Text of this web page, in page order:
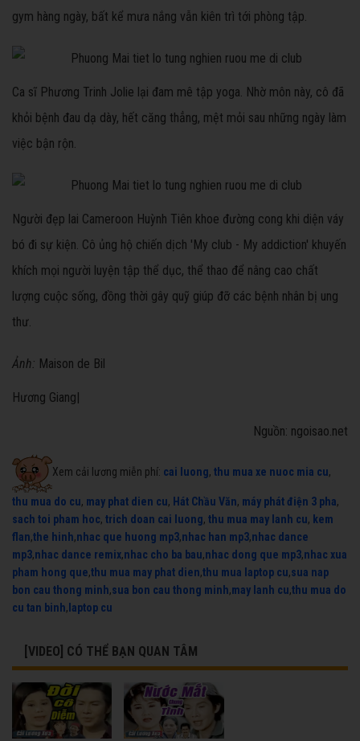
gym hàng ngày, bất kể mưa nắng vẫn kiên trì tới phòng tập.
Ca sĩ Phương Trinh Jolie lại đam mê tập yoga. Nhờ môn này, cô đã
khỏi bệnh đau dạ dày, hết căng thẳng, mệt mỏi sau những ngày làm
việc bận rộn.
Người đẹp lai Cameroon Huỳnh Tiên khoe đường cong khi diện váy
bó đi sự kiện. Cô ủng hộ chiến dịch 'My club - My addiction' khuyến
khích mọi người luyện tập thể dục, thể thao để nâng cao chất
lượng cuộc sống, đồng thời gây quỹ giúp đỡ các bệnh nhân bị ung
thư.
Ảnh: Maison de Bil
Hương Giang|
Nguồn: ngoisao.net
Xem cải lương miễn phí: cai luong, thu mua xe nuoc mia cu,
thu mua do cu, may phat dien cu, Hát Chầu Văn, máy phát điện 3 pha,
sach toi pham hoc, trich doan cai luong, thu mua may lanh cu, kem
flan,the hinh,nhac que huong mp3,nhac han mp3,nhac dance
mp3,nhac dance remix,nhac cho ba bau,nhac dong que mp3,nhac xua
pham hong que,thu mua may phat dien,thu mua laptop cu,sua nap
bon cau thong minh,sua bon cau thong minh,may lanh cu,thu mua do
cu tan binh, laptop cu
[VIDEO] CÓ THỂ BẠN QUAN TÂM